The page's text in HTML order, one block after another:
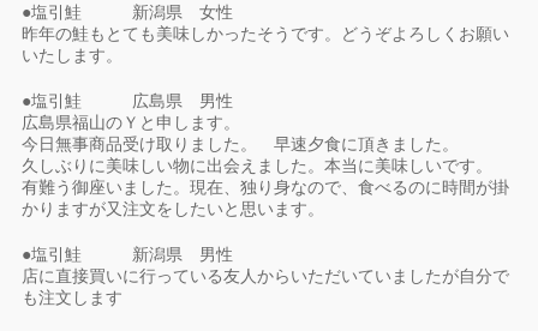
●塩引鮭 新潟県 女性
昨年の鮭もとても美味しかったそうです。どうぞよろしくお願い
いたします。
●塩引鮭 広島県 男性
広島県福山のＹと申します。
今日無事商品受け取りました。 早速夕食に頂きました。
久しぶりに美味しい物に出会えました。本当に美味しいです。
有難う御座いました。現在、独り身なので、食べるのに時間が掛
かりますが又注文をしたいと思います。
●塩引鮭 新潟県 男性
店に直接買いに行っている友人からいただいていましたが自分で
も注文します